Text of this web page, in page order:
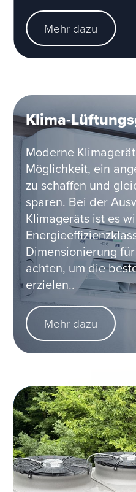
Mehr dazu
Klima-
Moderne
Möglichkeit, ein
zu schaffen und
sparen. Bei der
Klimageräts ist es
Dimensionierung
achten, um die
erzielen..
Mehr dazu